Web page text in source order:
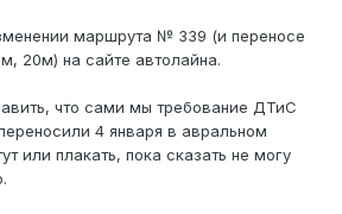
маршрута № 339 (и переносе
20м) на сайте автолайна.
что сами мы требование ДТиС
4 января в авральном
или плакать, пока сказать не могу